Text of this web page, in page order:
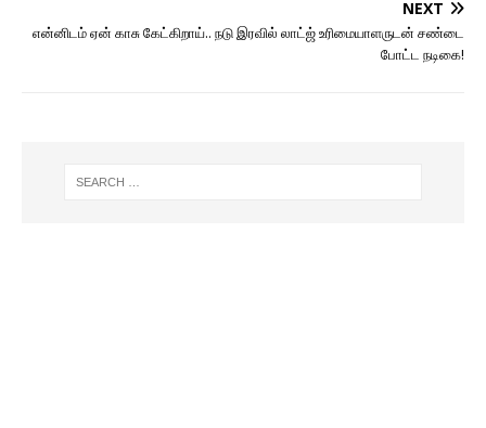
NEXT
என்னிடம் ஏன் காசு கேட்கிறாய்.. நடு இரவில் லாட்ஜ் உரிமையாளருடன் சண்டை
போட்ட நடிகை!